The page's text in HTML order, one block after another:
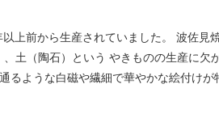
上前から生産されていました。 波佐見
土（陶石）という やきものの生産に欠
るような白磁や繊細で華やかな絵付けが